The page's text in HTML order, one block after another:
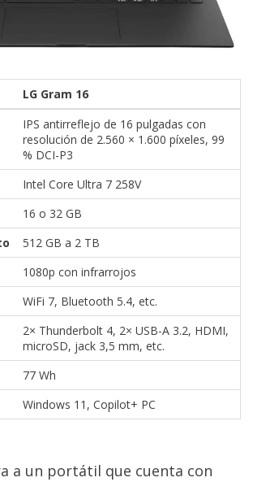
LG Gram 16
IPS antirreflejo de 16 pulgadas con
resolución de 2.560 × 1.600 píxeles, 99
% DCI-P3
Intel Core Ultra 7 258V
16 o 32 GB
512 GB a 2 TB
1080p con infrarrojos
WiFi 7, Bluetooth 5.4, etc.
2× Thunderbolt 4, 2× USB-A 3.2, HDMI,
microSD, jack 3,5 mm, etc.
77 Wh
Windows 11, Copilot+ PC
a un portátil que cuenta con